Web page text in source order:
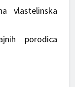
vlastelinska
porodica